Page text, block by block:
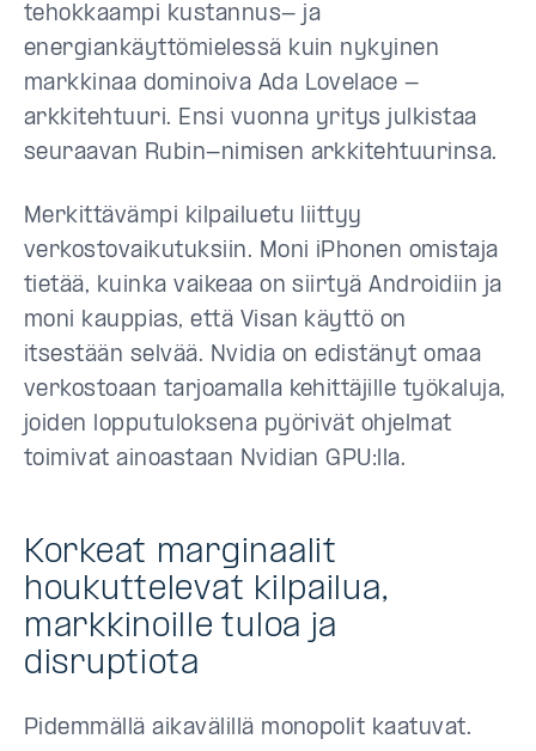
tehokkaampi kustannus- ja
energiankäyttömielessä kuin nykyinen
markkinaa dominoiva Ada Lovelace -
arkkitehtuuri. Ensi vuonna yritys julkistaa
seuraavan Rubin-nimisen arkkitehtuurinsa.
Merkittävämpi kilpailuetu liittyy
verkostovaikutuksiin. Moni iPhonen omistaja
tietää, kuinka vaikeaa on siirtyä Androidiin ja
moni kauppias, että Visan käyttö on
itsestään selvää. Nvidia on edistänyt omaa
verkostoaan tarjoamalla kehittäjille työkaluja,
joiden lopputuloksena pyörivät ohjelmat
toimivat ainoastaan Nvidian GPU:lla.
Korkeat marginaalit
houkuttelevat kilpailua,
markkinoille tuloa ja
disruptiota
Pidemmällä aikavälillä monopolit kaatuvat.